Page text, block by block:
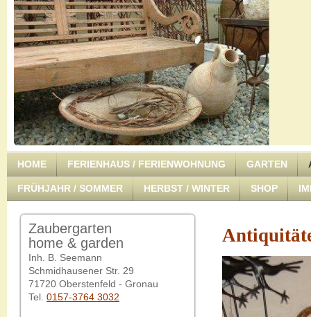
HOME FERIENHAUS / FERIENWOHNUNG GARTEN
FRÜHJAHR / SOMMER HERBST / WINTER SHOP
Zaubergarten
home & garden
Inh. B. Seemann
Schmidhausener Str. 29
71720 Oberstenfeld - Gronau
Tel. 0157-3764 3032